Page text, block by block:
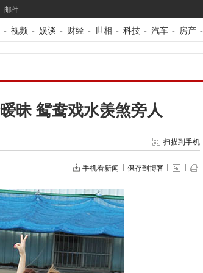
邮件
- 视频 - 娱谈 - 财经 - 世相 - 科技 - 汽车 - 房产 -
昧 鸳鸯戏水羡煞旁人
扫描到手机
手机看新闻 保存到博客